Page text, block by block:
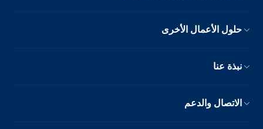
حلول الأعمال الأخرى
نبذة عنا
الاتصال والدعم